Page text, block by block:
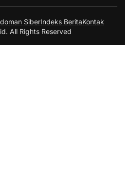
SiberIndeks BeritaKontak
All Rights Reserved